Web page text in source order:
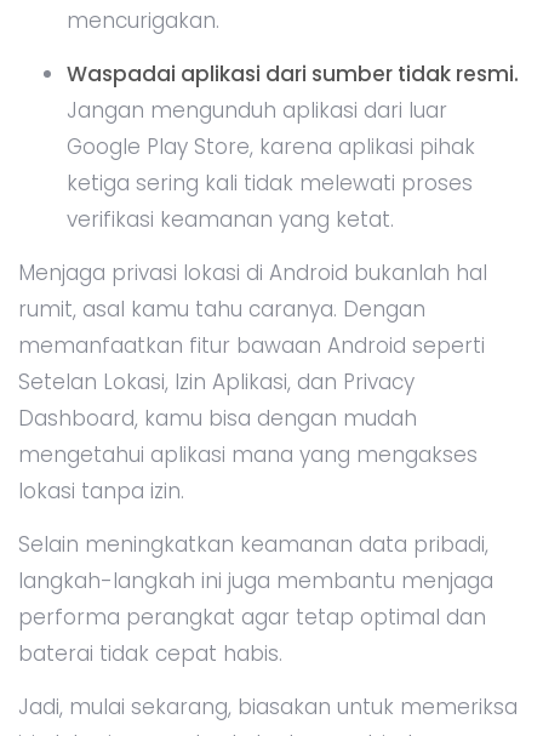
mencurigakan.
Waspadai aplikasi dari sumber tidak resmi.
Jangan mengunduh aplikasi dari luar
Google Play Store, karena aplikasi pihak
ketiga sering kali tidak melewati proses
verifikasi keamanan yang ketat.
Menjaga privasi lokasi di Android bukanlah hal
rumit, asal kamu tahu caranya. Dengan
memanfaatkan fitur bawaan Android seperti
Setelan Lokasi, Izin Aplikasi, dan Privacy
Dashboard, kamu bisa dengan mudah
mengetahui aplikasi mana yang mengakses
lokasi tanpa izin.
Selain meningkatkan keamanan data pribadi,
langkah-langkah ini juga membantu menjaga
performa perangkat agar tetap optimal dan
baterai tidak cepat habis.
Jadi, mulai sekarang, biasakan untuk memeriksa